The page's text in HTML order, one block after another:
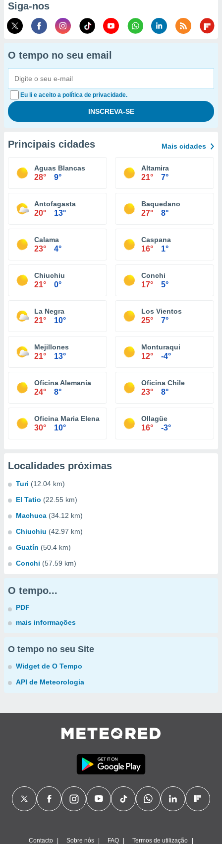
Siga-nos
O tempo no seu email
Eu li e aceito a política de privacidade.
Principais cidades Mais cidades
Aguas Blancas
28° 9°
Altamira
21° 7°
Antofagasta
20° 13°
Baquedano
27° 8°
Calama
23° 4°
Caspana
16° 1°
Chiuchiu
21° 0°
Conchi
17° 5°
La Negra
21° 10°
Los Vientos
25° 7°
Mejillones
21° 13°
Monturaqui
12° -4°
Oficina Alemania
24° 8°
Oficina Chile
23° 8°
Oficina Maria Elena
30° 10°
Ollagüe
16° -3°
Localidades próximas
Turi (12.04 km)
El Tatio (22.55 km)
Machuca (34.12 km)
Chiuchiu (42.97 km)
Guatín (50.4 km)
Conchi (57.59 km)
O tempo...
PDF
mais informações
O tempo no seu Site
Widget de O Tempo
API de Meteorologia
Contacto Sobre nós FAQ Termos de utilização